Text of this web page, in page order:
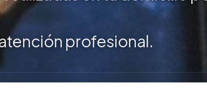
profesional.